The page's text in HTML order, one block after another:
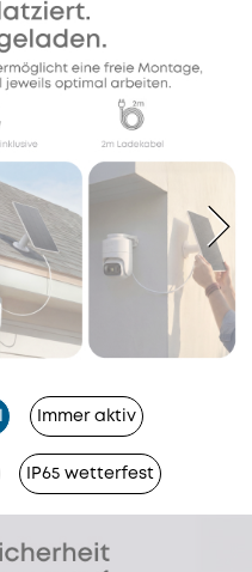
Immer aktiv
IP65 wetterfest